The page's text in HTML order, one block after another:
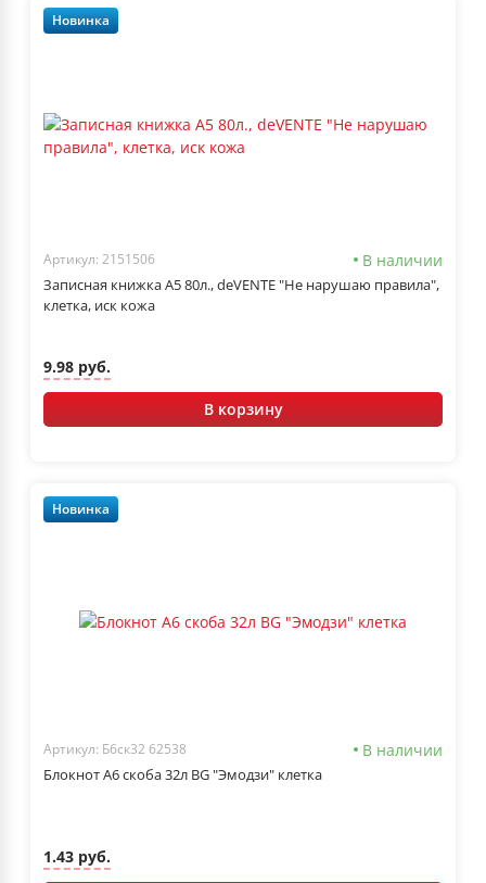
Новинка
Артикул: 2151506 В наличии
Записная книжка А5 80л., deVENTE "Не нарушаю правила",
клетка, иск кожа
9.98 руб.
В корзину
Новинка
Артикул: Б6ск32 62538 В наличии
Блокнот А6 скоба 32л BG "Эмодзи" клетка
1.43 руб.